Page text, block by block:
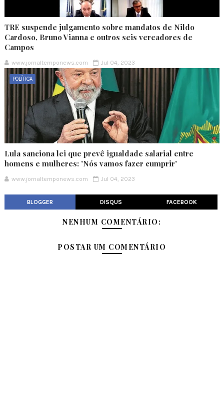
TRE suspende julgamento sobre mandatos de Nildo
Cardoso, Bruno Vianna e outros seis vereadores de
Campos
www.jornaltemponews.com Jul 04, 2023
POLÍTICA
Lula sanciona lei que prevê igualdade salarial entre
homens e mulheres: 'Nós vamos fazer cumprir'
www.jornaltemponews.com Jul 04, 2023
BLOGGER DISQUS FACEBOOK
NENHUM COMENTÁRIO:
POSTAR UM COMENTÁRIO